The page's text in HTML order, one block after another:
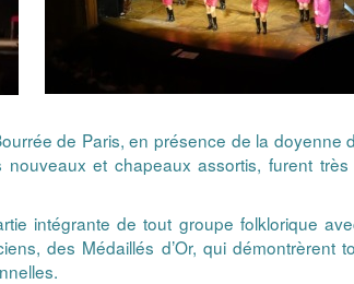
de Paris, en présence de la doyenne
nouveaux et chapeaux assortis, furent
intégrante de tout groupe folklorique
des Médaillés d’Or, qui démontrèrent